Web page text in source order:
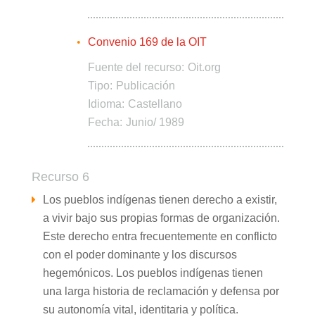
Convenio 169 de la OIT
Fuente del recurso: Oit.org
Tipo: Publicación
Idioma: Castellano
Fecha: Junio/ 1989
Recurso 6
Los pueblos indígenas tienen derecho a existir,
a vivir bajo sus propias formas de organización.
Este derecho entra frecuentemente en conflicto
con el poder dominante y los discursos
hegemónicos. Los pueblos indígenas tienen
una larga historia de reclamación y defensa por
su autonomía vital, identitaria y política.